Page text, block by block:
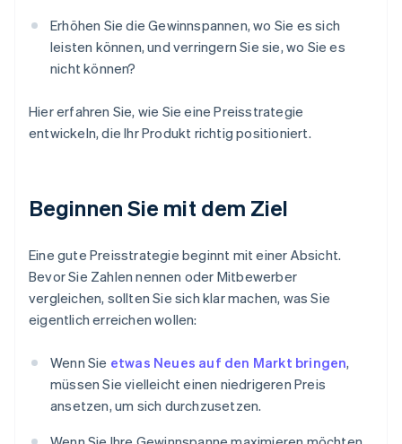
Erhöhen Sie die Gewinnspannen, wo Sie es sich
leisten können, und verringern Sie sie, wo Sie es
nicht können?
Hier erfahren Sie, wie Sie eine Preisstrategie
entwickeln, die Ihr Produkt richtig positioniert.
Beginnen Sie mit dem Ziel
Eine gute Preisstrategie beginnt mit einer Absicht.
Bevor Sie Zahlen nennen oder Mitbewerber
vergleichen, sollten Sie sich klar machen, was Sie
eigentlich erreichen wollen:
Wenn Sie etwas Neues auf den Markt bringen,
müssen Sie vielleicht einen niedrigeren Preis
ansetzen, um sich durchzusetzen.